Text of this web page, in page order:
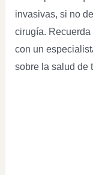
invasivas, si no
cirugía.
con un
sobre la salud de